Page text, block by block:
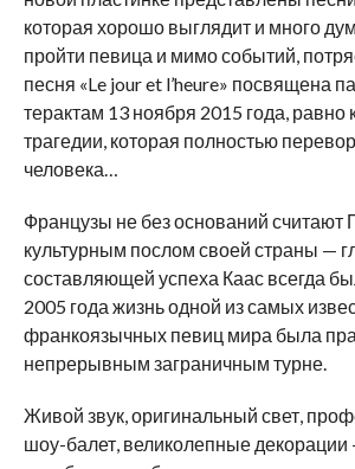
которая хорошо выглядит и много
пройти певица и мимо событий,
песня «Le jour et l’heure» посвящена
терактам 13 ноября 2015 года, равно
трагедии, которая полностью
человека…
Французы не без оснований считают
культурным послом своей страны —
составляющей успеха Каас всегда
2005 года жизнь одной из самых
франкоязычных певиц мира была
непрерывным заграничным турне.
Живой звук, оригинальный свет,
шоу-балет, великолепные декорации